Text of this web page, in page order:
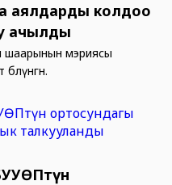
аялдарды колдоо
ачылды
шаарынын мэриясы